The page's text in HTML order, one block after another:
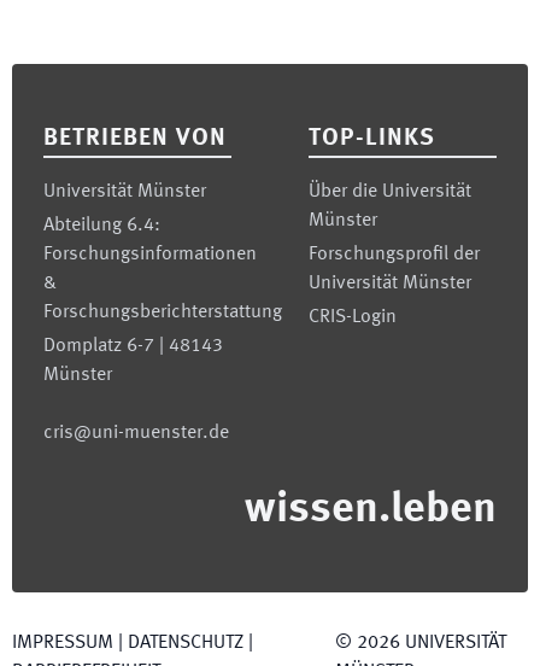
BETRIEBEN VON
Universität Münster
Abteilung 6.4:
Forschungsinformationen
&
Forschungsberichterstattung
Domplatz 6-7 | 48143
Münster
cris@uni-muenster.de
TOP-LINKS
Über die Universität
Münster
Forschungsprofil der
Universität Münster
CRIS-Login
wissen.leben
IMPRESSUM DATENSCHUTZ © 2026 UNIVERSITÄT